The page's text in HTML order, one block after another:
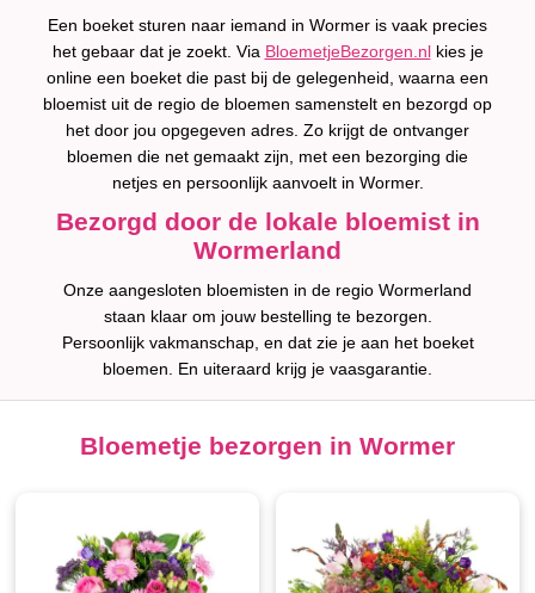
Een boeket sturen naar iemand in Wormer is vaak precies
het gebaar dat je zoekt. Via BloemetjeBezorgen.nlkies je
online een boeket die past bij de gelegenheid, waarna een
bloemist uit de regio de bloemen samenstelt en bezorgd op
het door jou opgegeven adres. Zo krijgt de ontvanger
bloemen die net gemaakt zijn, met een bezorging die
netjes en persoonlijk aanvoelt in Wormer.
Bezorgd door de lokale bloemist in
Wormerland
Onze aangesloten bloemisten in de regio Wormerland
staan klaar om jouw bestelling te bezorgen.
Persoonlijk vakmanschap, en dat zie je aan het boeket
bloemen. En uiteraard krijg je vaasgarantie.
Bloemetje bezorgen in Wormer